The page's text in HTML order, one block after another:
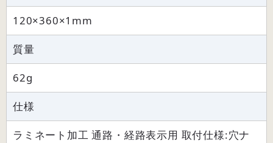
120×360×1mm
質量
62g
仕様
ラミネート加工 通路・経路表示用 取付仕様:穴ナ